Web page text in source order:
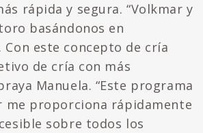
rápida y segura. “Volkmar y
basándonos en
este concepto de cría
de cría con más
Manuela. “Este programa
me proporciona rápidamente
sobre todos los